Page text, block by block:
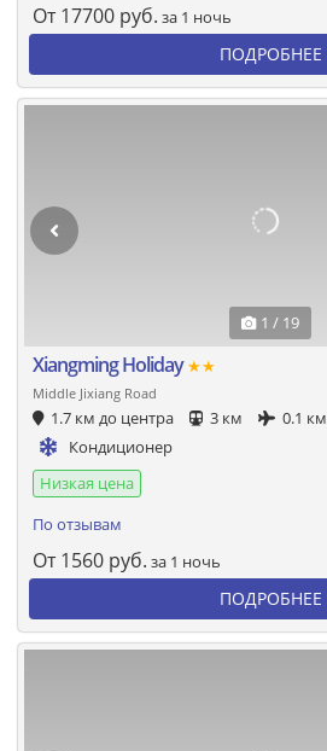
От 17700 руб. за 1 ночь
ПОДРОБНЕЕ
1 / 19
Xiangming Holiday★★
Middle Jixiang Road
1.7 км до центра 3 км
0.1 км
Кондиционер
Низкая цена
По отзывам
От 1560 руб. за 1 ночь
ПОДРОБНЕЕ